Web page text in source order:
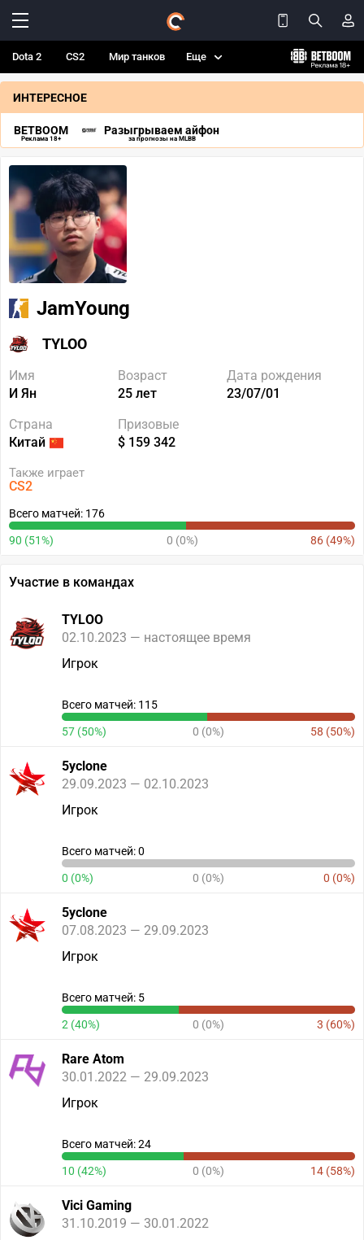
Dota 2 CS2 Мир танков Еще
ИНТЕРЕСНОЕ
BETBOOM
Реклама 18+
Разыгрываем айфон
за прогнозы на MLBB
JamYoung
TYLOO
Имя
И Ян
Возраст
25 лет
Дата рождения
23/07/01
Страна
Китай
Призовые
$ 159 342
Также играет
CS2
Всего матчей: 176
90 (51%) 0 (0%) 86 (49%)
Участие в командах
TYLOO
02.10.2023 — настоящее время
Игрок
Всего матчей: 115
57 (50%) 0 (0%) 58 (50%)
5yclone
29.09.2023 — 02.10.2023
Игрок
Всего матчей: 0
0 (0%) 0 (0%) 0 (0%)
5yclone
07.08.2023 — 29.09.2023
Игрок
Всего матчей: 5
2 (40%) 0 (0%) 3 (60%)
Rare Atom
30.01.2022 — 29.09.2023
Игрок
Всего матчей: 24
10 (42%) 0 (0%) 14 (58%)
Vici Gaming
31.10.2019 — 30.01.2022